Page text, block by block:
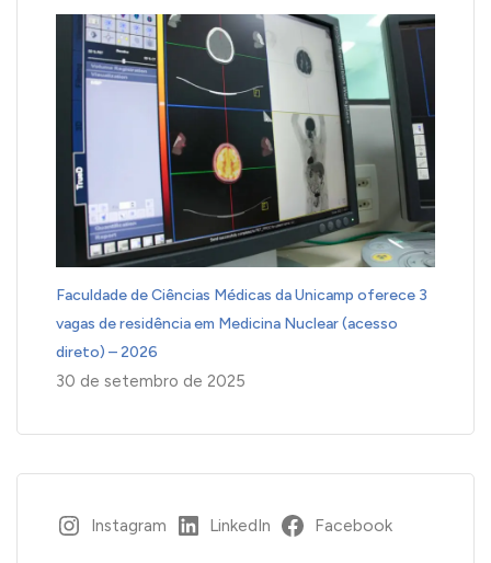
Faculdade de Ciências Médicas da Unicamp oferece 3
vagas de residência em Medicina Nuclear (acesso
direto) – 2026
30 de setembro de 2025
Instagram LinkedIn Facebook